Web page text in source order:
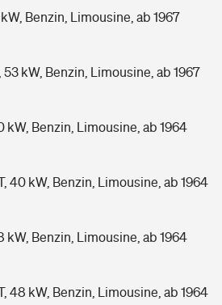
Benzin, Limousine, ab 1967
kW, Benzin, Limousine, ab 1967
kW, Benzin, Limousine, ab 1964
40 kW, Benzin, Limousine, ab 1964
kW, Benzin, Limousine, ab 1964
48 kW, Benzin, Limousine, ab 1964